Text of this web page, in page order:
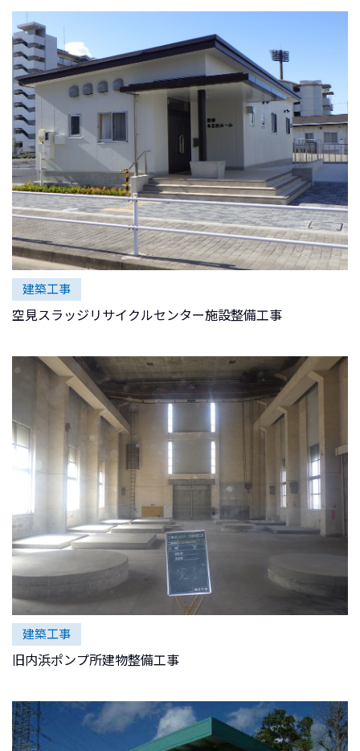
建築工事
空見スラッジリサイクルセンター施設整備工事
建築工事
旧内浜ポンプ所建物整備工事